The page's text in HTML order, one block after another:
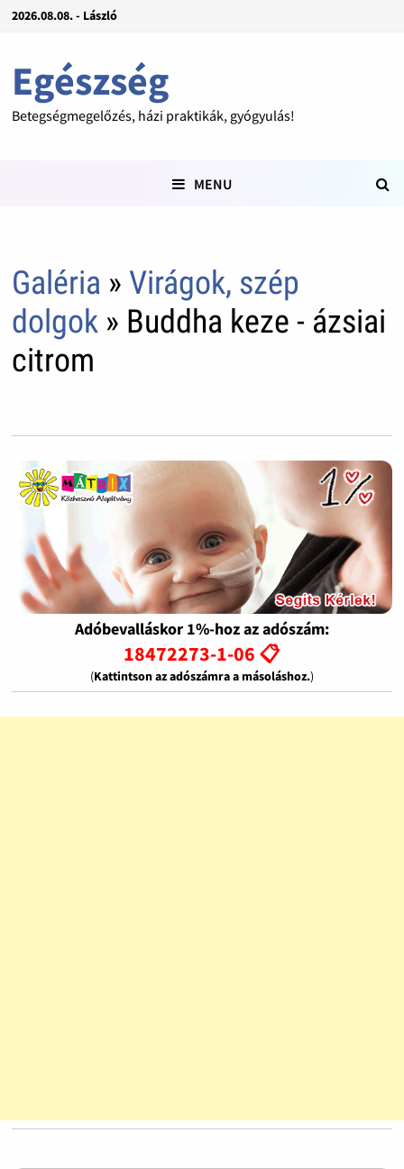
2026.08.08. - László
Egészség
Betegségmegelőzés, házi praktikák, gyógyulás!
MENU
Galéria » Virágok, szép
dolgok» Buddha keze - ázsiai
citrom
Adóbevalláskor 1%-hoz az adószám:
18472273-1-06 📋
(Kattintson az adószámra a másoláshoz.)